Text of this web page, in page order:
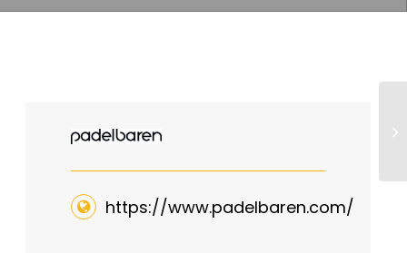
https://www.padelbaren.com/